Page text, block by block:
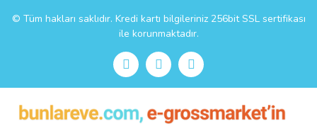
© Tüm hakları saklıdır. Kredi kartı bilgileriniz 256bit SSL sertifikası
ile korunmaktadır.